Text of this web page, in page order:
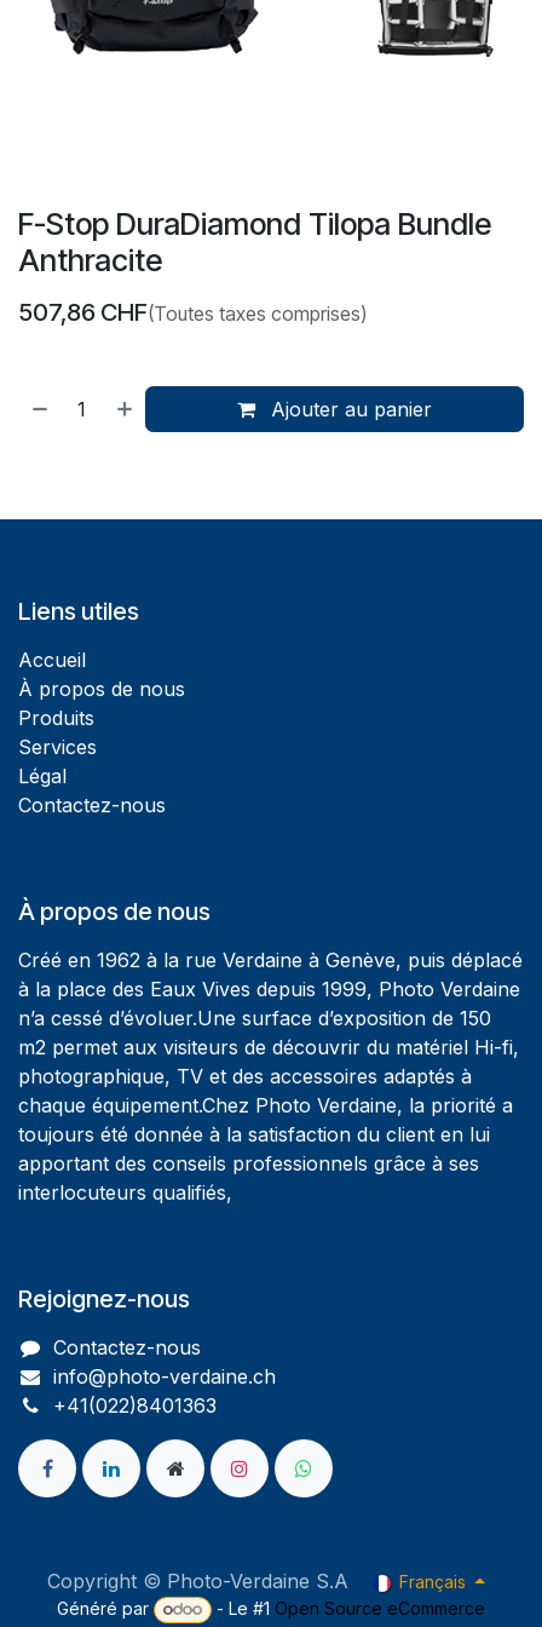
F-Stop DuraDiamond Tilopa Bundle
Anthracite
507,86 CHF(Toutes taxes comprises)
Ajouter au panier
Liens utiles
Accueil
À propos de nous
Produits
Services
Légal
Contactez-nous
À propos de nous
Créé en 1962 à la rue Verdaine à Genève, puis déplacé
à la place des Eaux Vives depuis 1999, Photo Verdaine
n’a cessé d’évoluer.Une surface d’exposition de 150
m2 permet aux visiteurs de découvrir du matériel Hi-fi,
photographique, TV et des accessoires adaptés à
chaque équipement.Chez Photo Verdaine, la priorité a
toujours été donnée à la satisfaction du client en lui
apportant des conseils professionnels grâce à ses
interlocuteurs qualifiés,
Rejoignez-nous
Contactez-nous
info@photo-verdaine.ch​
​​+41(022)8401363
Copyright © Photo-Verdaine S.A
Français
Généré par
- Le #1 Open Source eCommerce